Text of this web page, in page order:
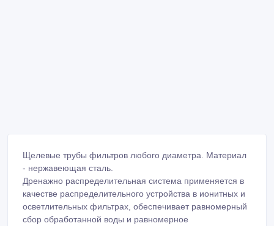
Щелевые трубы фильтров любого диаметра. Материал
- нержавеющая сталь.
Дренажно распределительная система применяется в
качестве распределительного устройства в ионитных и
осветлительных фильтрах, обеспечивает равномерный
сбор обработанной воды и равномерное